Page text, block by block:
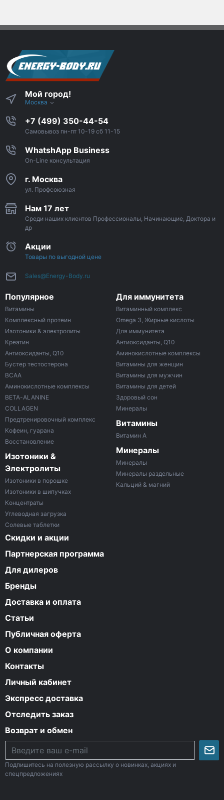
Мой город!
Москва
+7 (499) 350-44-54
Самовывоз пн-пт 10-19 сб 11-15
WhatshApp Business
On-Line консультация
г. Москва
ул. Профсоюзная
Нам 17 лет
Среди наших клиентов Профессионалы, Начинающие, Доктора и
др
Акции
Товары по выгодной цене
Sales@Energy-Body.ru
Популярное
Витамины
Комплексный протеин
Изотоники & электролиты
Креатин
Антиоксиданты, Q10
Бустер тестостерона
ВСАА
Аминокислотные комплексы
BETA-ALANINE
COLLAGEN
Предтренировочный комплекс
Кофеин, гуарана
Восстановление
Изотоники &
Электролиты
Изотоники в порошке
Изотоники в шипучках
Концентраты
Углеводная загрузка
Солевые таблетки
Для иммунитета
Витаминный комплекс
Omega 3, Жирные кислоты
Для иммунитета
Антиоксиданты, Q10
Аминокислотные комплексы
Витамины для женщин
Витамины для мужчин
Витамины для детей
Здоровый сон
Минералы
Витамины
Витамин A
Минералы
Минералы
Минералы раздельные
Кальций & магний
Скидки и акции
Партнерская программа
Для дилеров
Бренды
Доставка и оплата
Статьи
Публичная оферта
О компании
Контакты
Личный кабинет
Экспресс доставка
Отследить заказ
Возврат и обмен
Подпишитесь на полезную рассылку о новинках, акциях и
спецпредложениях